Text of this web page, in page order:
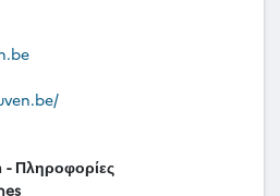
Πληροφορίες